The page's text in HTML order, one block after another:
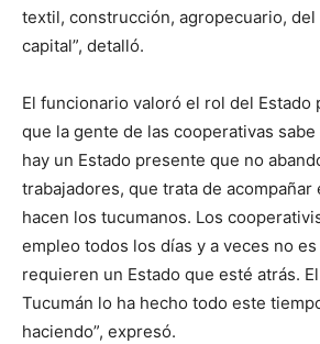
textil, construcción, agropecuario,
capital”, detalló.
El funcionario valoró el rol del Estado
que la gente de las cooperativas
hay un Estado presente que no
trabajadores, que trata de acompañar
hacen los tucumanos. Los
empleo todos los días y a veces no
requieren un Estado que esté atrás.
Tucumán lo ha hecho todo este
haciendo”, expresó.